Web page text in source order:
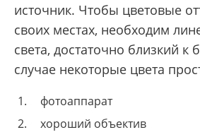
источник. Чтобы цветовые
своих местах, необходим
света, достаточно близкий к
случае некоторые цвета
фотоаппарат
хороший объектив